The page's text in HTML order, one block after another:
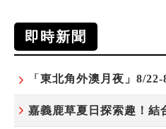
即時新聞